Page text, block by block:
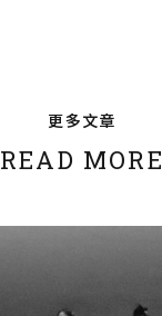
更多文章
READ MORE